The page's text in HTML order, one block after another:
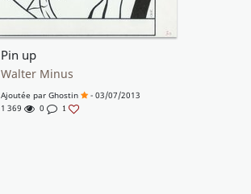
Pin up
Walter Minus
Ajoutée par Ghostin
- 03/07/2013
1 369
0 1